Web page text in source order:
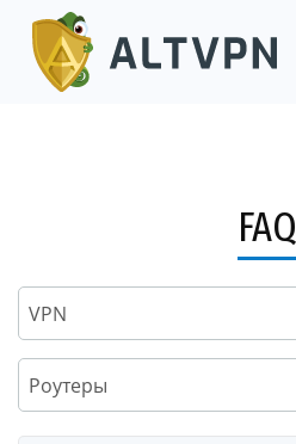
FAQ
VPN
Роутеры